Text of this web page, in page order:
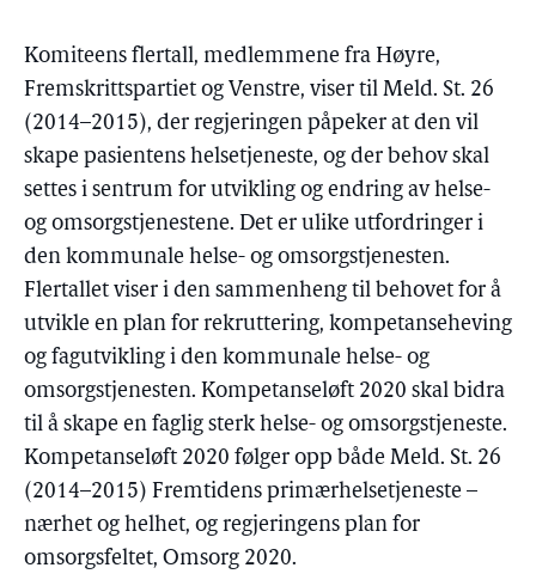
Komiteens flertall, medlemmene fra Høyre,
Fremskrittspartiet og Venstre, viser til Meld. St. 26
(2014–2015), der regjeringen påpeker at den vil
skape pasientens helsetjeneste, og der behov skal
settes i sentrum for utvikling og endring av helse-
og omsorgstjenestene. Det er ulike utfordringer i
den kommunale helse- og omsorgstjenesten.
Flertallet viser i den sammenheng til behovet for å
utvikle en plan for rekruttering, kompetanseheving
og fagutvikling i den kommunale helse- og
omsorgstjenesten. Kompetanseløft 2020 skal bidra
til å skape en faglig sterk helse- og omsorgstjeneste.
Kompetanseløft 2020 følger opp både Meld. St. 26
(2014–2015) Fremtidens primærhelsetjeneste –
nærhet og helhet, og regjeringens plan for
omsorgsfeltet, Omsorg 2020.